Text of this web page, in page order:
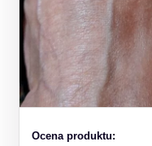
Ocena produktu: